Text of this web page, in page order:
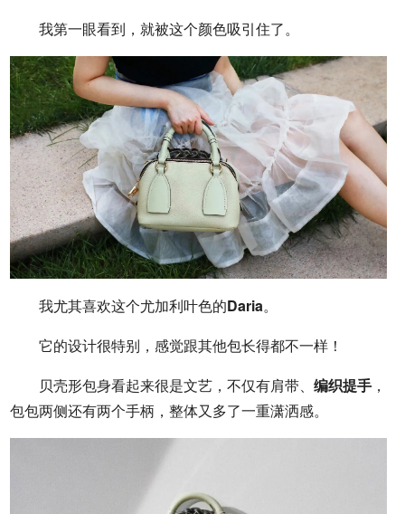
我第一眼看到，就被这个颜色吸引住了。
我尤其喜欢这个尤加利叶色的Daria。
它的设计很特别，感觉跟其他包长得都不一样！
贝壳形包身看起来很是文艺，不仅有肩带、 编织提手，
包包两侧还有两个手柄，整体又多了一重潇洒感。